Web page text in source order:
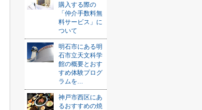
購入する際の
「仲介手数料無
料サービス」に
ついて
明石市にある明
石市立天文科学
館の概要とおす
すめ体験プログ
ラムを...
神戸市西区にあ
るおすすめの焼